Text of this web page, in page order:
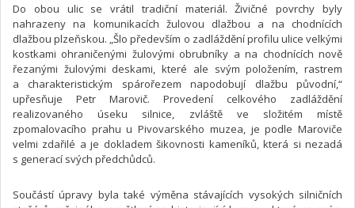
Do obou ulic se vrátil tradiční materiál. Živičné povrchy byly
nahrazeny na komunikacích žulovou dlažbou a na chodnících
dlažbou plzeňskou. „Šlo především o zadláždění profilu ulice velkými
kostkami ohraničenými žulovými obrubníky a na chodnících nově
řezanými žulovými deskami, které ale svým položením, rastrem
a charakteristickým spárořezem napodobují dlažbu původní,“
upřesňuje Petr Marovič. Provedení celkového zadláždění
realizovaného úseku silnice, zvláště ve složitém místě
zpomalovacího prahu u Pivovarského muzea, je podle Maroviče
velmi zdařilé a je dokladem šikovnosti kameníků, která si nezadá
s generací svých předchůdců.
Součástí úpravy byla také výměna stávajících vysokých silničních